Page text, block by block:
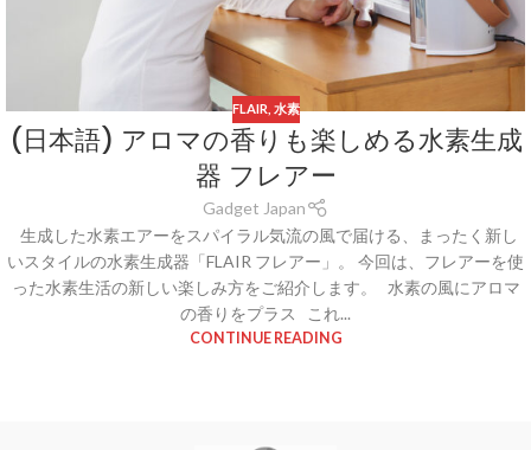
FLAIR 水素
(日本語) アロマの香りも楽しめる水素生成
器 フレアー
Gadget Japan
生成した水素エアーをスパイラル気流の風で届ける、まったく新し
いスタイルの水素生成器「FLAIR フレアー」。 今回は、フレアーを使
った水素生活の新しい楽しみ方をご紹介します。 水素の風にアロマ
の香りをプラス これ...
CONTINUE READING